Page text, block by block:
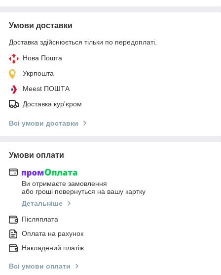
Умови доставки
Доставка здійснюється тільки по передоплаті.
Нова Пошта
Укрпошта
Meest ПОШТА
Доставка кур'єром
Всі умови доставки
Умови оплати
Ви отримаєте замовлення
або гроші повернуться на вашу картку
Детальніше
Післяплата
Оплата на рахунок
Накладений платіж
Всі умови оплати